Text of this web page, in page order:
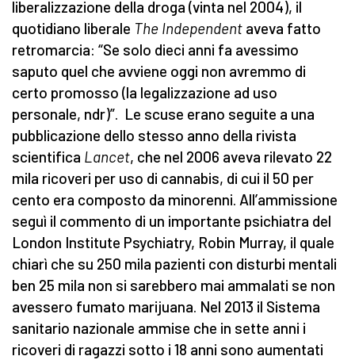
liberalizzazione della droga (vinta nel 2004), il
quotidiano liberale The Independent aveva fatto
retromarcia: “Se solo dieci anni fa avessimo
saputo quel che avviene oggi non avremmo di
certo promosso (la legalizzazione ad uso
personale, ndr)”. Le scuse erano seguite a una
pubblicazione dello stesso anno della rivista
scientifica Lancet, che nel 2006 aveva rilevato 22
mila ricoveri per uso di cannabis, di cui il 50 per
cento era composto da minorenni. All’ammissione
seguì il commento di un importante psichiatra del
London Institute Psychiatry, Robin Murray, il quale
chiarì che su 250 mila pazienti con disturbi mentali
ben 25 mila non si sarebbero mai ammalati se non
avessero fumato marijuana. Nel 2013 il Sistema
sanitario nazionale ammise che in sette anni i
ricoveri di ragazzi sotto i 18 anni sono aumentati